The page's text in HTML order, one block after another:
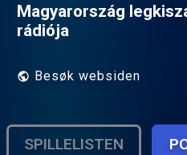
Magyarország
rádiója
Besøk websiden
SPILLELISTEN